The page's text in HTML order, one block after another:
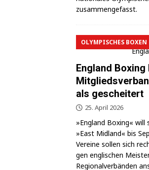
zusammengefasst.
OLYMPISCHES BOXEN
England
als gescheitert
25. April 2026
»Eng­land Boxing« will
»East Mid­land« bis
Ver­ei­ne sol­len sich
gen eng­li­schen
Regio­nal­ver­bän­den